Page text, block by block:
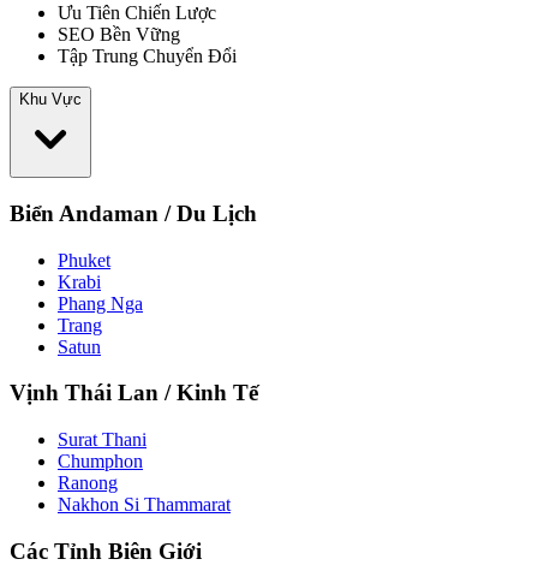
Ưu Tiên Chiến Lược
SEO Bền Vững
Tập Trung Chuyển Đổi
Khu Vực
Biển Andaman / Du Lịch
Phuket
Krabi
Phang Nga
Trang
Satun
Vịnh Thái Lan / Kinh Tế
Surat Thani
Chumphon
Ranong
Nakhon Si Thammarat
Các Tỉnh Biên Giới